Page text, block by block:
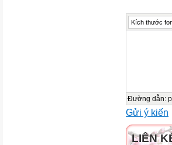
Kích thước
Đường dẫn: p
Gửi ý kiến
LIÊN